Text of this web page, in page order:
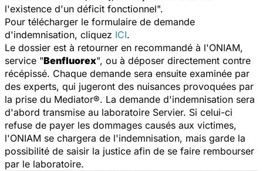
l'existence d'un déficit fonctionnel".
Pour télécharger le formulaire de demande
d'indemnisation, cliquez ICI.
Le dossier est à retourner en recommandé à l'ONIAM,
service "Benfluorex", ou à déposer directement contre
récépissé. Chaque demande sera ensuite examinée par
des experts, qui jugeront des nuisances provoquées par
la prise du Mediator®. La demande d'indemnisation sera
d'abord transmise au laboratoire Servier. Si celui-ci
refuse de payer les dommages causés aux victimes,
l'ONIAM se chargera de l'indemnisation, mais garde la
possibilité de saisir la justice afin de se faire rembourser
par le laboratoire.